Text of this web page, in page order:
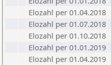
Elozahl per 01.04.2018
Elozahl per 01.07.2018
Elozahl per 01.10.2018
Elozahl per 01.01.2019
Elozahl per 01.04.2019